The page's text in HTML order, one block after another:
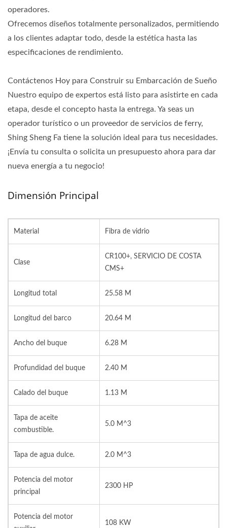
operadores.
Ofrecemos diseños totalmente personalizados, permitiendo
a los clientes adaptar todo, desde la estética hasta las
especificaciones de rendimiento.
Contáctenos Hoy para Construir su Embarcación de Sueño
Nuestro equipo de expertos está listo para asistirte en cada
etapa, desde el concepto hasta la entrega. Ya seas un
operador turístico o un proveedor de servicios de ferry,
Shing Sheng Fa tiene la solución ideal para tus necesidades.
¡Envía tu consulta o solicita un presupuesto ahora para dar
nueva energía a tu negocio!
Dimensión Principal
Material Fibra de vidrio
Clase
CR100+, SERVICIO DE COSTA
CMS+
Longitud total 25.58 M
Longitud del barco 20.64 M
Ancho del buque 6.28 M
Profundidad del buque 2.40 M
Calado del buque 1.13 M
Tapa de aceite
combustible.
5.0 M^3
Tapa de agua dulce. 2.0 M^3
Potencia del motor
principal
2300 HP
Potencia del motor
108 KW